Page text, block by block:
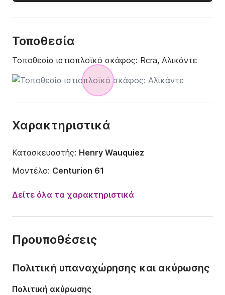
Τοποθεσία
Τοποθεσία ιστιοπλοϊκό σκάφος: Rcra, Αλικάντε
Χαρακτηριστικά
Κατασκευαστής: Henry Wauquiez
Μοντέλο: Centurion 61
Έτος:
1998 (Ανακαινίστηκε το 2019)
Αριθμός κλινών:10
Δείτε όλα τα χαρακτηριστικά
Προυποθέσεις
Πολιτική υπαναχώρησης και ακύρωσης
Πολιτική ακύρωσης